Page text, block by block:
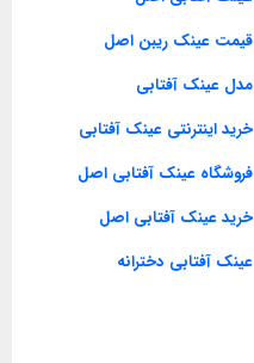
قیمت عینک ریبن اصل
مدل عینک آفتابی
خرید اینترنتی عینک آفتابی
فروشگاه عینک آفتابی اصل
خرید عینک آفتابی اصل
عینک آفتابی دخترانه